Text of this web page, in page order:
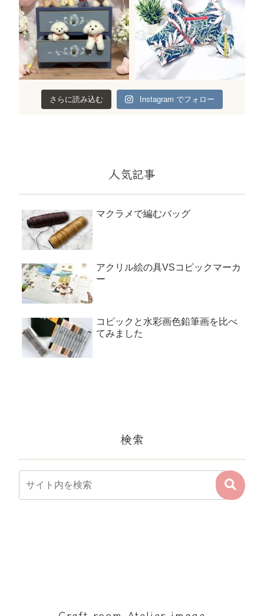
さらに読み込む Instagram でフォロー
人気記事
マクラメで編むバッグ
アクリル絵の具VSコピックマーカ
ー
コピックと水彩画色鉛筆画を比べ
てみました
検索